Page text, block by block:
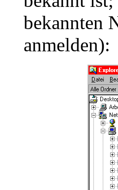
bekannten
anmelden):